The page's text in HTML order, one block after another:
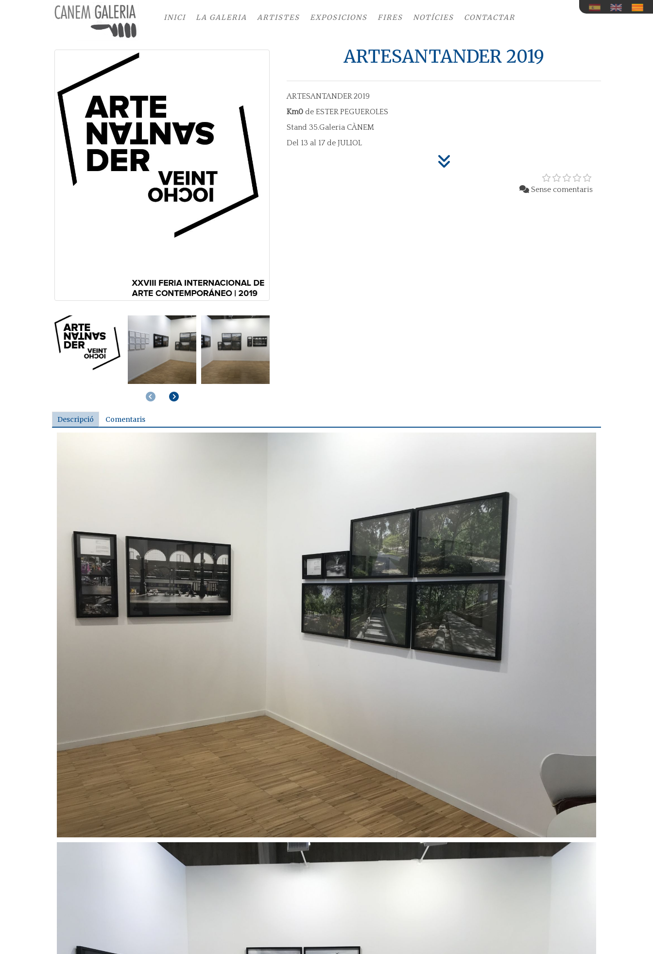
INICI LA GALERIA ARTISTES EXPOSICIONS FIRES NOTÍCIES CONTACTAR
AnteriorSegüent
ARTESANTANDER 2019
ARTESANTANDER 2019
Km0 de ESTER PEGUEROLES
Stand 35.Galeria CÀNEM
Del 13 al 17 de JULIOL
Sense comentaris
Descripció Comentaris